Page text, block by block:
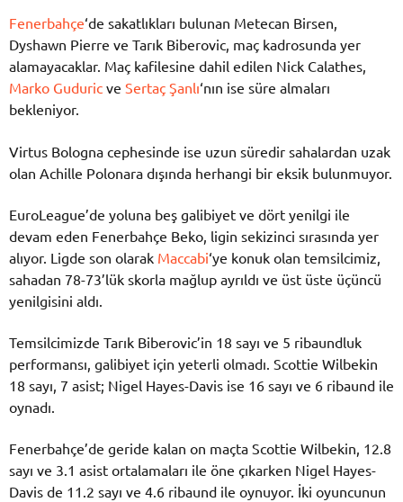
Fenerbahçe‘de sakatlıkları bulunan Metecan Birsen,
Dyshawn Pierre ve Tarık Biberovic, maç kadrosunda yer
alamayacaklar. Maç kafilesine dahil edilen Nick Calathes,
Marko Guduric ve Sertaç Şanlı‘nın ise süre almaları
bekleniyor.
Virtus Bologna cephesinde ise uzun süredir sahalardan uzak
olan Achille Polonara dışında herhangi bir eksik bulunmuyor.
EuroLeague’de yoluna beş galibiyet ve dört yenilgi ile
devam eden Fenerbahçe Beko, ligin sekizinci sırasında yer
alıyor. Ligde son olarak Maccabi‘ye konuk olan temsilcimiz,
sahadan 78-73’lük skorla mağlup ayrıldı ve üst üste üçüncü
yenilgisini aldı.
Temsilcimizde Tarık Biberovic’in 18 sayı ve 5 ribaundluk
performansı, galibiyet için yeterli olmadı. Scottie Wilbekin
18 sayı, 7 asist; Nigel Hayes-Davis ise 16 sayı ve 6 ribaund ile
oynadı.
Fenerbahçe’de geride kalan on maçta Scottie Wilbekin, 12.8
sayı ve 3.1 asist ortalamaları ile öne çıkarken Nigel Hayes-
Davis de 11.2 sayı ve 4.6 ribaund ile oynuyor. İki oyuncunun